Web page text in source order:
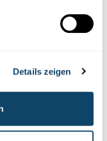
Details zeigen